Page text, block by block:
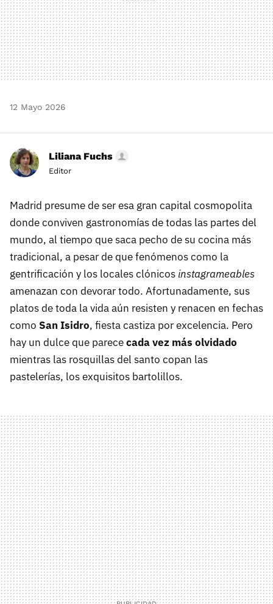
12 Mayo 2026
Liliana Fuchs
Editor
Madrid presume de ser esa gran capital cosmopolita
donde conviven gastronomías de todas las partes del
mundo, al tiempo que saca pecho de su cocina más
tradicional, a pesar de que fenómenos como la
gentrificación y los locales clónicos instagrameables
amenazan con devorar todo. Afortunadamente, sus
platos de toda la vida aún resisten y renacen en fechas
como San Isidro, fiesta castiza por excelencia. Pero
hay un dulce que parececada vez más olvidado
mientras las rosquillas del santo copan las
pastelerías, los exquisitos bartolillos.